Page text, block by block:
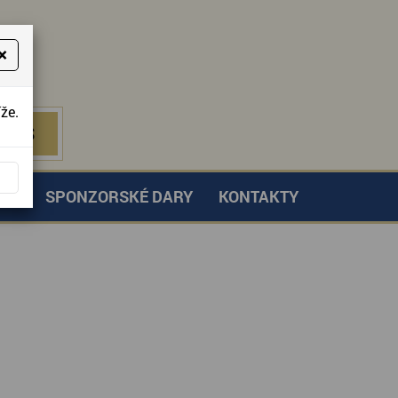
SPONZORSKÉ DARY KONTAKTY